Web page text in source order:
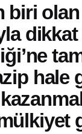
biri olan